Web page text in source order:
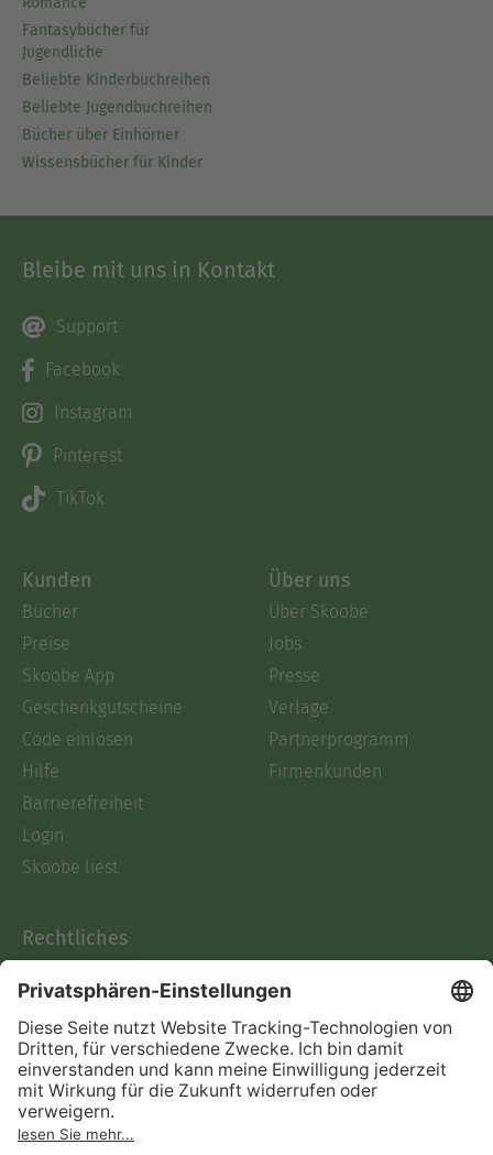
Fantasybücher für
Jugendliche
Beliebte Kinderbuchreihen
Beliebte Jugendbuchreihen
Bücher über Einhörner
Wissensbücher für Kinder
Bleibe mit uns in Kontakt
Support
Facebook
Instagram
Pinterest
TikTok
Kunden
Bücher
Preise
Skoobe App
Geschenkgutscheine
Code einlösen
Hilfe
Barrierefreiheit
Login
Skoobe liest
Über uns
Über Skoobe
Jobs
Presse
Verlage
Partnerprogramm
Firmenkunden
Rechtliches
AGB
Informationen nach Data
Act
Verträge hier kündigen
Impressum